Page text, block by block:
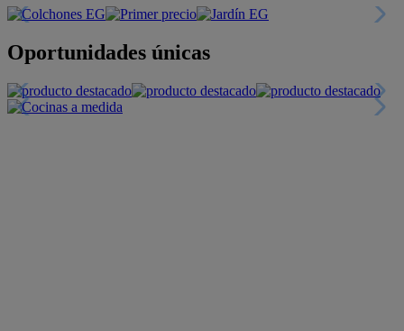
Oportunidades únicas